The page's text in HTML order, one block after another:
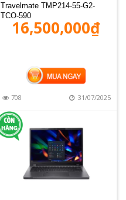
Travelmate TMP214-55-G2-
TCO-590
16,500,000₫
MUA HÀNG
708 31/07/2025